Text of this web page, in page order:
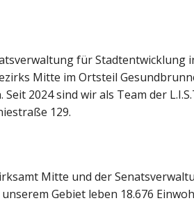
für Stadtentwicklung
Mitte im Ortsteil
2024 sind wir als Team der
129.
Mitte und der
Gebiet leben 18.676